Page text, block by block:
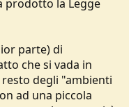
prodotto la Legge
parte) di
che si vada in
resto degli "ambienti
ad una piccola